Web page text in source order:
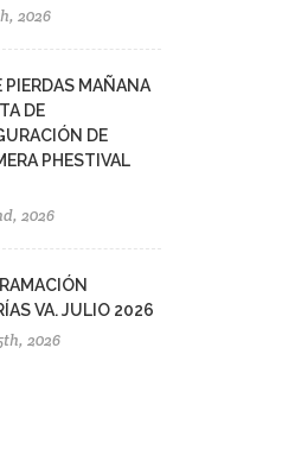
2026
PIERDAS MAÑANA
DE
DE
PHESTIVAL
2026
VA. JULIO 2026
2026